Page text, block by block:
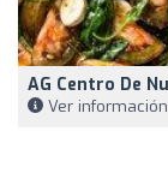
AG Centro De
Ver